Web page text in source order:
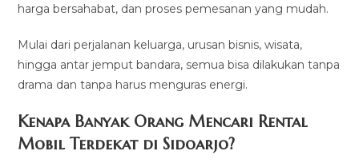
harga bersahabat, dan proses pemesanan yang mudah.
Mulai dari perjalanan keluarga, urusan bisnis, wisata,
hingga antar jemput bandara, semua bisa dilakukan tanpa
drama dan tanpa harus menguras energi.
Kenapa Banyak Orang Mencari Rental
Mobil Terdekat di Sidoarjo?